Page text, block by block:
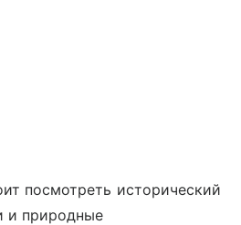
посмотреть исторический
и природные